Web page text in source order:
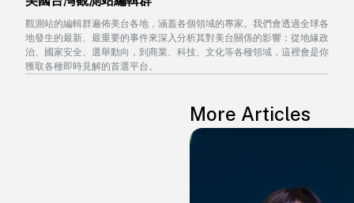
觀測站的編輯群遍佈美台各地，涵蓋各個領域的專家。我們會透過全球各
地發生的最新、最重要的事件來深入分析其對美台關係的影響：從地緣政
治、國家安全、選舉動向，到商業、科技、文化等各種領域，這裡會是你
獲取各種即時見解的首選平台。
More Articles